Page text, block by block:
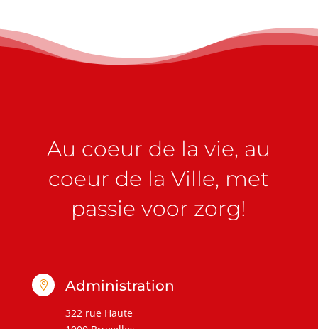
Au coeur de la vie, au
coeur de la Ville, met
passie voor zorg!
 Administration
322 rue Haute